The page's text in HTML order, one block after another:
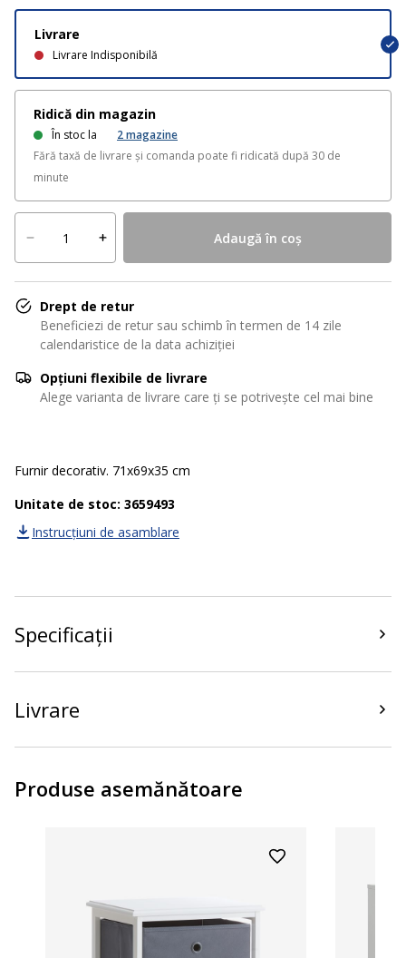
Livrare
Livrare Indisponibilă
Ridică din magazin
În stoc la 2magazine
Fără taxă de livrare și comanda poate fi ridicată după 30 de
minute
Adaugă în coș
Drept de retur
Beneficiezi de retur sau schimb în termen de 14 zile
calendaristice de la data achiziției
Opțiuni flexibile de livrare
Alege varianta de livrare care ți se potrivește cel mai bine
Furnir decorativ. 71x69x35 cm
Unitate de stoc: 3659493
Instrucțiuni de asamblare
Specificații
Livrare
Produse asemănătoare